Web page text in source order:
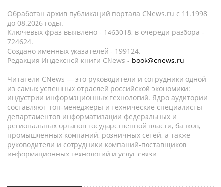
Обработан архив публикаций портала CNews.ru c 11.1998
до 08.2026 годы.
Ключевых фраз выявлено - 1463018, в очереди разбора -
724624.
Создано именных указателей - 199124.
Редакция Индексной книги CNews - book@cnews.ru
Читатели CNews — это руководители и сотрудники одной
из самых успешных отраслей российской экономики:
индустрии информационных технологий. Ядро аудитории
составляют топ-менеджеры и технические специалисты
департаментов информатизации федеральных и
региональных органов государственной власти, банков,
промышленных компаний, розничных сетей, а также
руководители и сотрудники компаний-поставщиков
информационных технологий и услуг связи.